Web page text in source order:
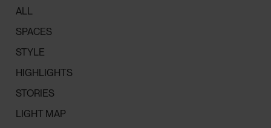
ALL
SPACES
STYLE
HIGHLIGHTS
STORIES
LIGHT MAP